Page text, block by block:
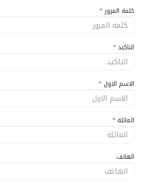
كلمة المرور *
التاكيد*
الاسم الاول *
العائلة *
الهاتف